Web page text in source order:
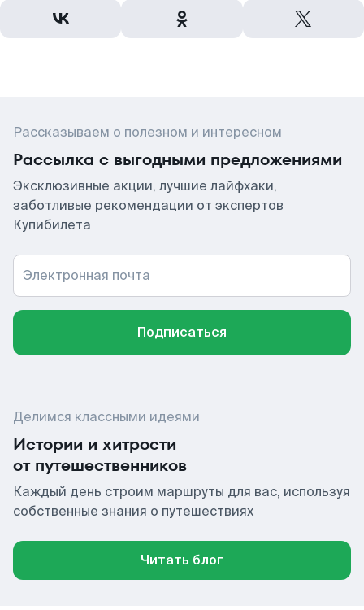
Рассказываем о полезном и интересном
Рассылка с выгодными предложениями
Эксклюзивные акции, лучшие лайфхаки,
заботливые рекомендации от экспертов
Купибилета
Электронная почта
Подписаться
Делимся классными идеями
Истории и хитрости
от путешественников
Каждый день строим маршруты для вас, используя
собственные знания о путешествиях
Читать блог